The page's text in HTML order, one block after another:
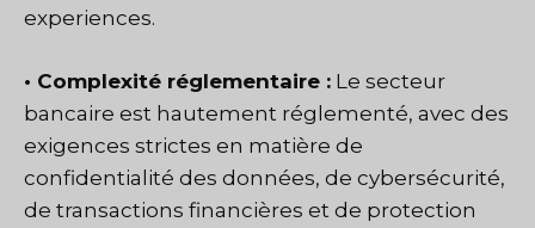
experiences.
• Complexité réglementaire : Le secteur
bancaire est hautement réglementé, avec des
exigences strictes en matière de
confidentialité des données, de cybersécurité,
de transactions financières et de protection